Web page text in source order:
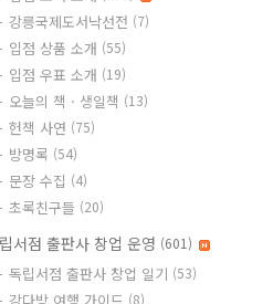
강릉국제도서낙선전 (7)
입점 상품 소개 (55)
입점 우표 소개 (19)
오늘의 책 · 생일책 (13)
헌책 사연 (75)
방명록 (54)
문장 수집 (4)
초록친구들 (20)
서점 출판사 창업 운영 (601)
독립서점 출판사 창업 일기 (53)
(8)